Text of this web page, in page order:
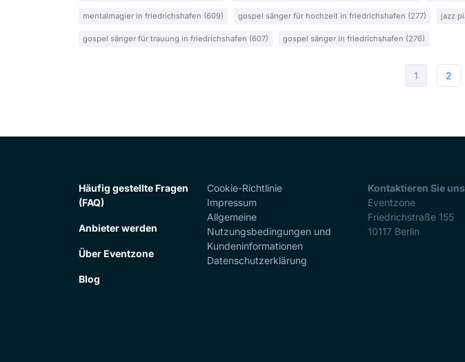
mentalmagier in friedrichshafen (609) gospel sänger für hochzeit in friedrichshafen (277) jazz
gospel sänger für trauung in friedrichshafen (607) gospel sänger in friedrichshafen (276)
1 2
Häufig gestellte Fragen
(FAQ)
Anbieter werden
Über Eventzone
Blog
Cookie-Richtlinie
Impressum
Allgemeine
Nutzungsbedingungen und
Kundeninformationen
Datenschutzerklärung
Kontaktieren Sie uns
Eventzone
Friedrichstraße 155
10117 Berlin